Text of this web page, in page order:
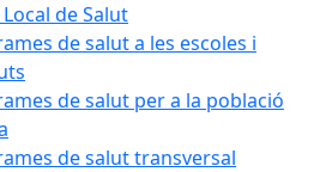
Local de Salut
de salut a les escoles i
de salut per a la població
de salut transversal